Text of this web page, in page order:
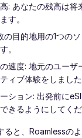
: あなたの残高は将
す。
の目的地用の1つの
。
速度: 地元のユーザ
ィブ体験をしました
ション: 出発前に
きるようにしてくだ
と、Roamlessのよ